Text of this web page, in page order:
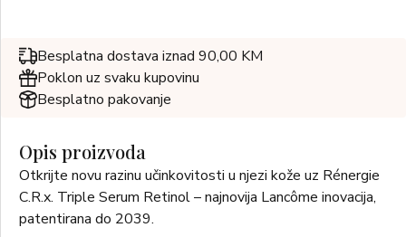
Besplatna dostava iznad 90,00 KM
Poklon uz svaku kupovinu
Besplatno pakovanje
Opis proizvoda
Otkrijte novu razinu učinkovitosti u njezi kože uz Rénergie
C.R.x. Triple Serum Retinol – najnovija Lancôme inovacija,
patentirana do 2039.